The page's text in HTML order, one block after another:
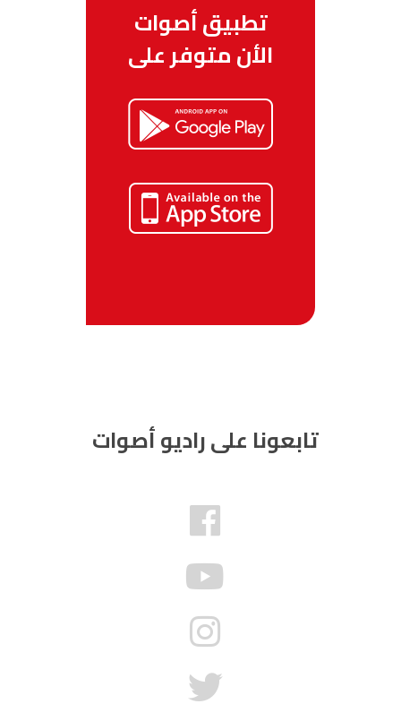
تطبيق أصوات
الأن متوفر على
تابعونا على راديو أصوات